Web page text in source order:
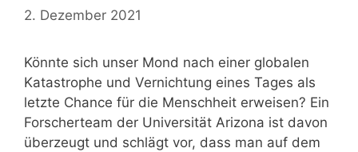
2. Dezember 2021
Könnte sich unser Mond nach einer globalen
Katastrophe und Vernichtung eines Tages als
letzte Chance für die Menschheit erweisen? Ein
Forscherteam der Universität Arizona ist davon
überzeugt und schlägt vor, dass man auf dem